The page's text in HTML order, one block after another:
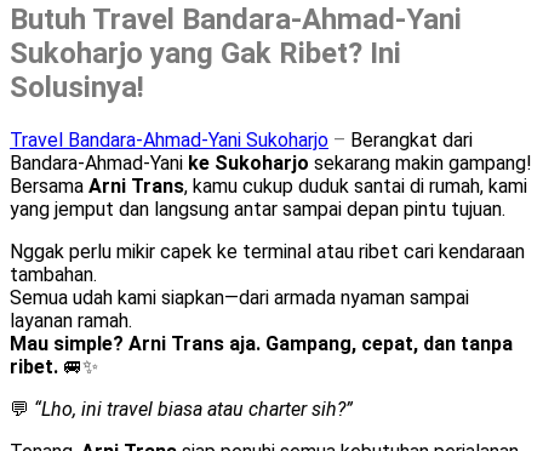
Butuh Travel Bandara-Ahmad-Yani
Sukoharjo yang Gak Ribet? Ini
Solusinya!
Travel Bandara-Ahmad-Yani Sukoharjo – Berangkat dari
Bandara-Ahmad-Yani ke Sukoharjo sekarang makin gampang!
Bersama Arni Trans, kamu cukup duduk santai di rumah, kami
yang jemput dan langsung antar sampai depan pintu tujuan.
Nggak perlu mikir capek ke terminal atau ribet cari kendaraan
tambahan.
Semua udah kami siapkan—dari armada nyaman sampai
layanan ramah.
Mau simple? Arni Trans aja. Gampang, cepat, dan tanpa
ribet. 🚐✨
💬 “Lho, ini travel biasa atau charter sih?”